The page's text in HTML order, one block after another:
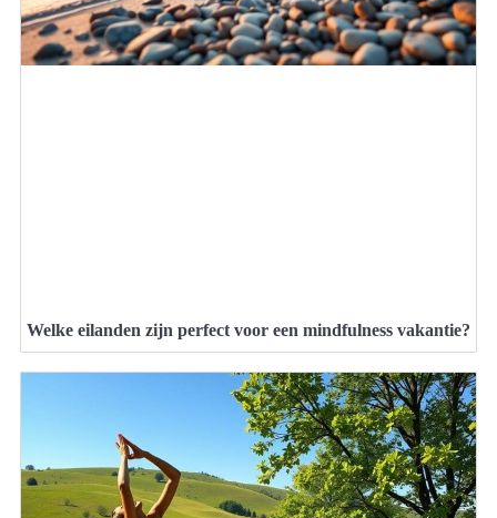
Welke eilanden zijn perfect voor een mindfulness vakantie?